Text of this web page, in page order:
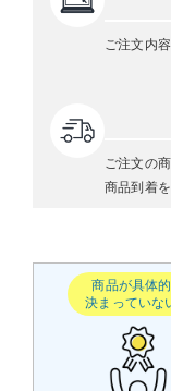
ご注文内
ご注文の
商品到着
商品が具体
決まっていな